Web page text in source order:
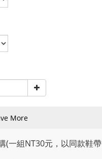
More
(一組NT30元，以同款鞋帶